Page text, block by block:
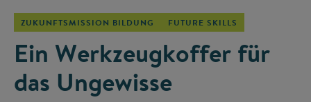
ZUKUNFTSMISSION BILDUNG FUTURE SKILLS
Ein Werkzeugkoffer für
das Ungewisse